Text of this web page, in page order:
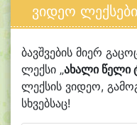
ვიდეო ლექსები
ბავშვების მიერ
ლექსი „ახალი წელი
ლექსის ვიდეო,
სხვებსაც!